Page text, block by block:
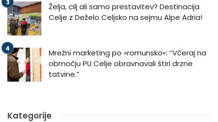
Želja, cilj ali samo prestavitev? Destinacija
Celje z Deželo Celjsko na sejmu Alpe Adria!
Mrežni marketing po »romunsko«: “Včeraj na
območju PU Celje obravnavali štiri drzne
tatvine.”
Kategorije